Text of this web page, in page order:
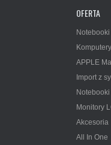
OFERTA
APPLE
Import z
Monitory
Akcesoria
All In One